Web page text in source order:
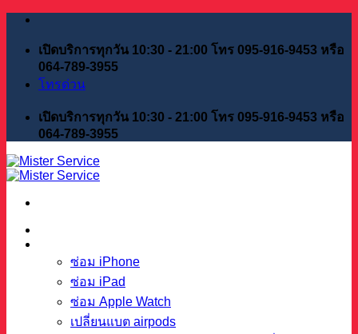
Skip
contentเปิดบริการทุกวัน 10:30 - 21:00 โทร 095-916-9453 หรือ
064-789-3955
โทรด่วน
เปิดบริการทุกวัน 10:30 - 21:00 โทร 095-916-9453 หรือ
064-789-3955
ซ่อม iPhone
ซ่อม iPad
ซ่อม Apple Watch
เปลี่ยนแบต airpods